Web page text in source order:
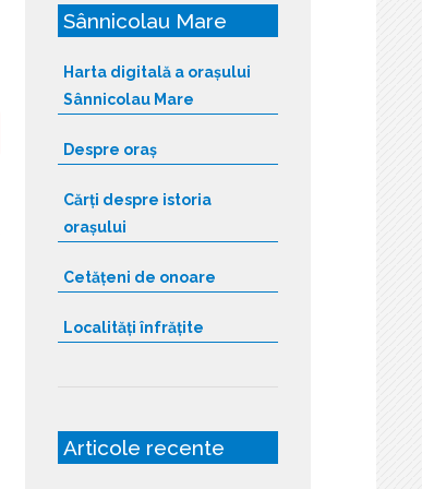
Sânnicolau Mare
Harta digitală a orașului
Sânnicolau Mare
Despre oraș
Cărți despre istoria
orașului
Cetățeni de onoare
Localități înfrățite
Articole recente